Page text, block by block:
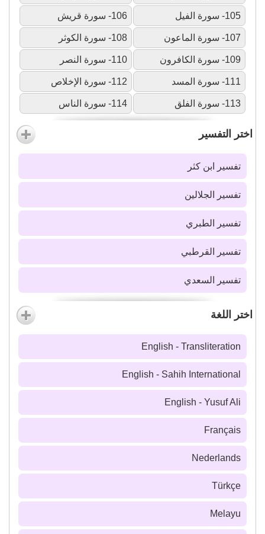
105- سورة الفيل 106- سورة قريش
107- سورة الماعون 108- سورة الكوثر
109- سورة الكافرون 110- سورة النصر
111- سورة المسد 112- سورة الإخلاص
113- سورة الفلق 114- سورة الناس
اختر التفسير
تفسير ابن كثر
تفسير الجلالين
تفسير الطبري
تفسير القرطبي
تفسير السعدي
اختر اللغة
English - Transliteration
English - Sahih International
English - Yusuf Ali
Français
Nederlands
Türkçe
Melayu